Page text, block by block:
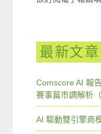
最新文章
Comscore AI 報
賽事篇市調解析
AI 驅動雙引擎商